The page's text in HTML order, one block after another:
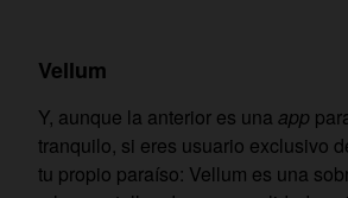
Vellum
Y, aunque la anterior es una app
tranquilo, si eres usuario exclusivo
tu propio paraíso: Vellum es una